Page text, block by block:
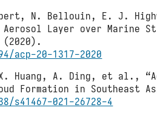
N. Bellouin, E. J.
Aerosol Layer over Marine
(2020).
acp-20-1317-2020
Huang, A. Ding, et al.,
Formation in Southeast
s41467-021-26728-4